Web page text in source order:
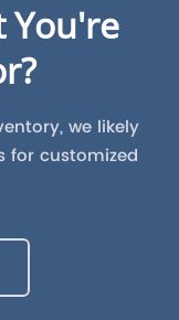
You're
we likely
for customized